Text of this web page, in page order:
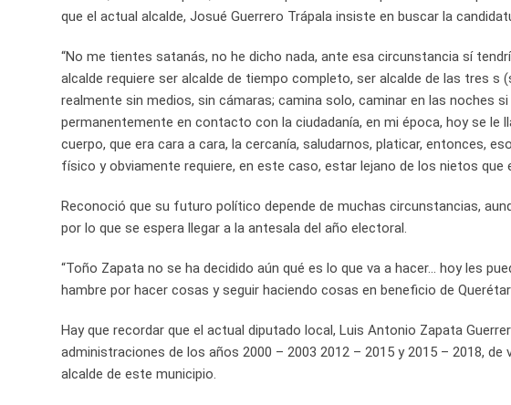
que el actual alcalde, Josué Guerrero Trápala insiste en buscar la
“No me tientes satanás, no he dicho nada, ante esa circunstancia sí
alcalde requiere ser alcalde de tiempo completo, ser alcalde de las tres s
realmente sin medios, sin cámaras; camina solo, caminar en las noches
permanentemente en contacto con la ciudadanía, en mi época, hoy se le
cuerpo, que era cara a cara, la cercanía, saludarnos, platicar, entonces,
físico y obviamente requiere, en este caso, estar lejano de los nietos que
Reconoció que su futuro político depende de muchas circunstancias,
por lo que se espera llegar a la antesala del año electoral.
“Toño Zapata no se ha decidido aún qué es lo que va a hacer… hoy les
hambre por hacer cosas y seguir haciendo cosas en beneficio de
Hay que recordar que el actual diputado local, Luis Antonio Zapata
administraciones de los años 2000 – 2003 2012 – 2015 y 2015 – 2018,
alcalde de este municipio.